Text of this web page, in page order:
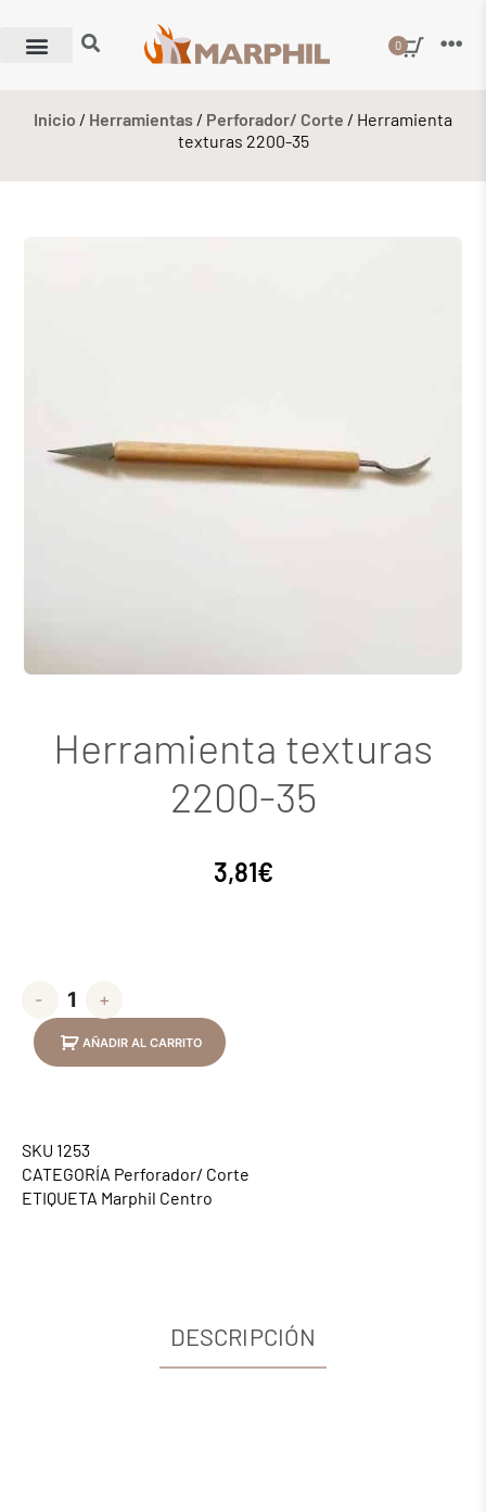
0
Inicio / Herramientas / Perforador/ Corte / Herramienta
texturas 2200-35
Herramienta texturas
2200-35
3,81€
- +
AÑADIR AL CARRITO
SKU 1253
CATEGORÍA Perforador/ Corte
ETIQUETA Marphil Centro
DESCRIPCIÓN